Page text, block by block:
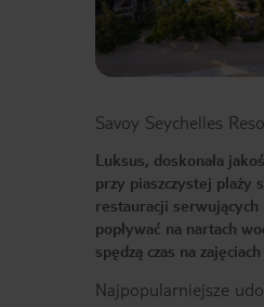
Savoy Seychelles
Luksus, doskonała
przy piaszczystej plaży
restauracji
popływać na nartach
spędzą czas na
Najpopularniejsze